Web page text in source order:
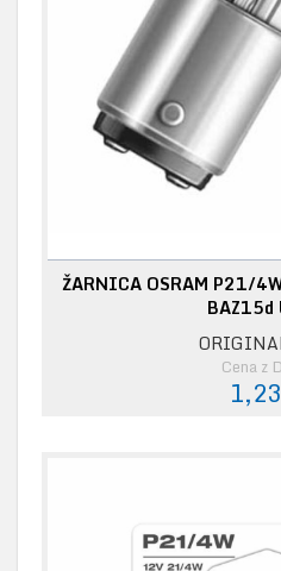
ŽARNICA OSRAM P21/
BAZ15d
Cena z